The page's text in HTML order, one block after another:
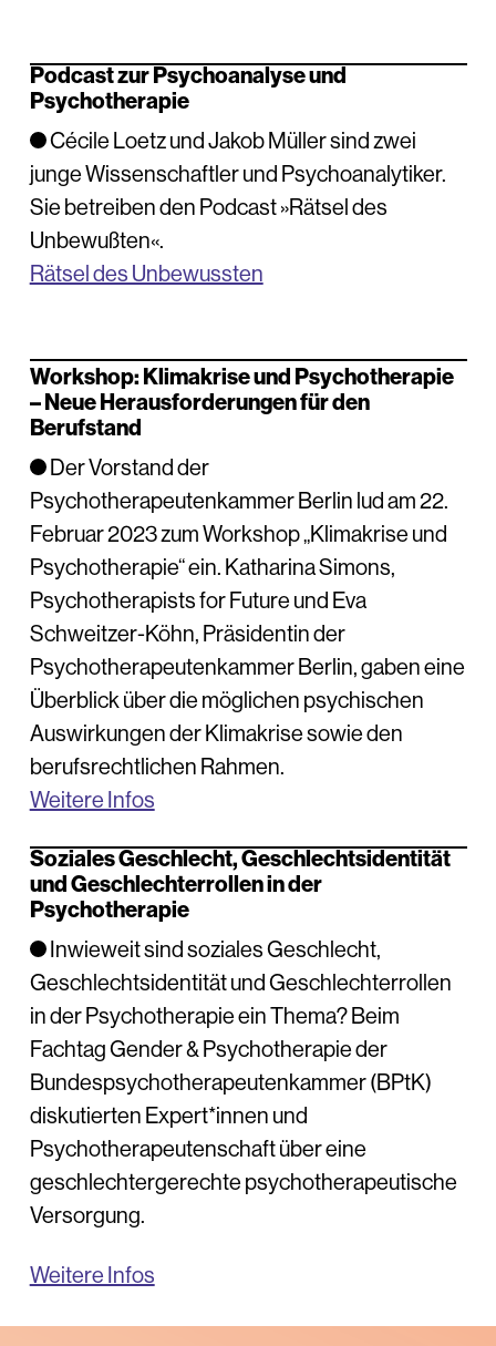
Podcast zur Psychoanalyse und
Psychotherapie
Cécile Loetz und Jakob Müller sind zwei
junge Wissenschaftler und Psychoanalytiker.
Sie betreiben den Podcast »Rätsel des
Unbewußten«.
Rätsel des Unbewussten
Workshop: Klimakrise und Psychotherapie
– Neue Herausforderungen für den
Berufstand
Der Vorstand der
Psychotherapeutenkammer Berlin lud am 22.
Februar 2023 zum Workshop „Klimakrise und
Psychotherapie“ ein. Katharina Simons,
Psychotherapists for Future und Eva
Schweitzer-Köhn, Präsidentin der
Psychotherapeutenkammer Berlin, gaben eine
Überblick über die möglichen psychischen
Auswirkungen der Klimakrise sowie den
berufsrechtlichen Rahmen.
Weitere Infos
Soziales Geschlecht, Geschlechtsidentität
und Geschlechterrollen in der
Psychotherapie
Inwieweit sind soziales Geschlecht,
Geschlechtsidentität und Geschlechterrollen
in der Psychotherapie ein Thema? Beim
Fachtag Gender & Psychotherapie der
Bundespsychotherapeutenkammer (BPtK)
diskutierten Expert*innen und
Psychotherapeutenschaft über eine
geschlechtergerechte psychotherapeutische
Versorgung.
Weitere Infos